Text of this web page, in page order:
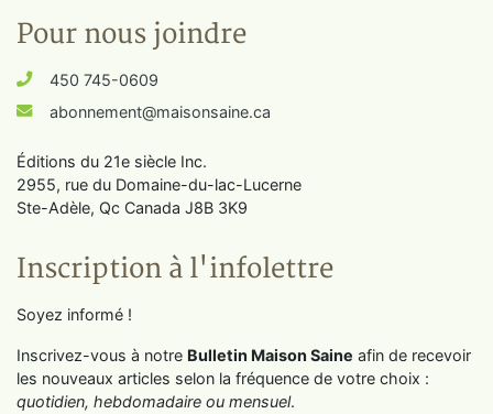
Pour nous joindre
450 745-0609
abonnement@maisonsaine.ca
Éditions du 21e siècle Inc.
2955, rue du Domaine-du-lac-Lucerne
Ste-Adèle, Qc Canada J8B 3K9
Inscription à l'infolettre
Soyez informé !
Inscrivez-vous à notre Bulletin Maison Saine afin de recevoir
les nouveaux articles selon la fréquence de votre choix :
quotidien, hebdomadaire ou mensuel.